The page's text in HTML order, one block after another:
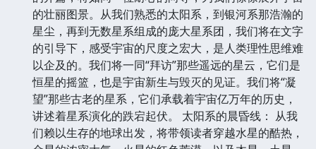
的壮丽图景。从我们熟悉的太阳系，到银河系那浩瀚的
星尘，再到无数星系组成的庞大星系团，我们将在文字
的引导下，感受宇宙的尺度之宏大，是人类理性思维难
以企及的。我们将一同“拜访”那些遥远的星云，它们是
恒星的摇篮，也是宇宙新生与毁灭的见证。我们将“凝
望”那些古老的星系，它们承载着宇宙亿万年的历史，
讲述着星系演化的跌宕起伏。 太阳系的晨昏线： 从我
们赖以生存的地球出发，将带领读者穿越水星的酷热，